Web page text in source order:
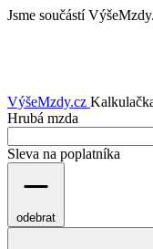
Jsme součástí
VýšeMzdy.cz
Hrubá mzda
Sleva na poplatníka
odebrat